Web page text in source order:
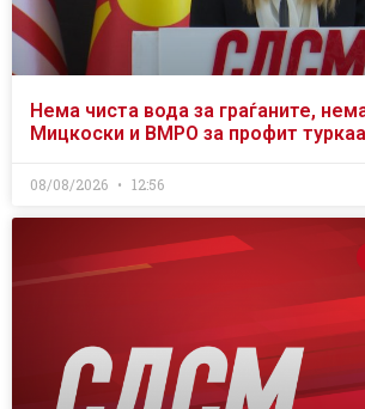
Нема чиста вода за граѓаните,
Мицкоски и ВМРО за профит
08/08/2026 12:56